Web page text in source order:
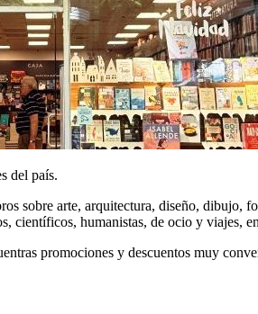
del país.
sobre arte, arquitectura, diseño,
científicos, humanistas, de ocio y viajes,
promociones y descuentos muy